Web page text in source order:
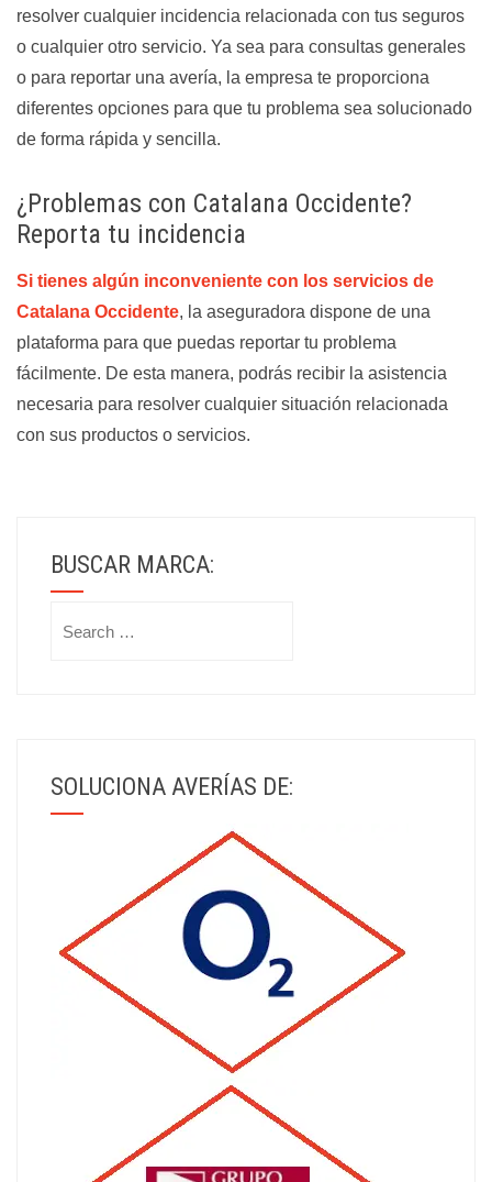
resolver cualquier incidencia relacionada con tus seguros
o cualquier otro servicio. Ya sea para consultas generales
o para reportar una avería, la empresa te proporciona
diferentes opciones para que tu problema sea solucionado
de forma rápida y sencilla.
¿Problemas con Catalana Occidente?
Reporta tu incidencia
Si tienes algún inconveniente con los servicios de
Catalana Occidente, la aseguradora dispone de una
plataforma para que puedas reportar tu problema
fácilmente. De esta manera, podrás recibir la asistencia
necesaria para resolver cualquier situación relacionada
con sus productos o servicios.
BUSCAR MARCA:
SOLUCIONA AVERÍAS DE: